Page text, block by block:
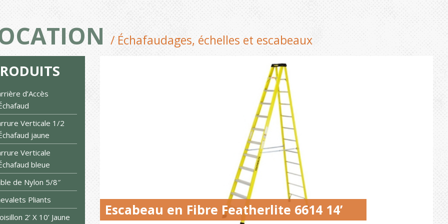
/ Échafaudages, échelles et escabeaux
d’Accès
Verticale 1/2
jaune
Verticale
bleue
de Nylon 5/8″
Pliants
2’ X 10’ Jaune
Escabeau en Fibre Featherlite 6614 14’